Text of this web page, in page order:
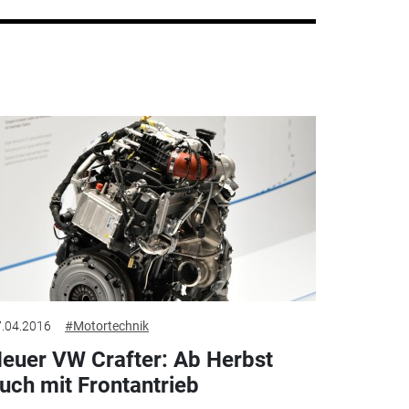
#Motortechnik
VW Crafter: Ab Herbst
mit Frontantrieb